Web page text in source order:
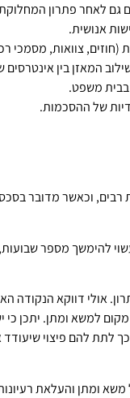
גם לאחר פתרון
אנושית.
(חוזים, צוואות, מסמכי
המאזן בין אינטרסים
בבית משפט.
של ההסכמות.
וכאשר מדובר
להימשך מספר
אולי דווקא הנקודה
מקום למשא ומתן. יתכן
לתת להם פיצוי
ומתן והעלאת